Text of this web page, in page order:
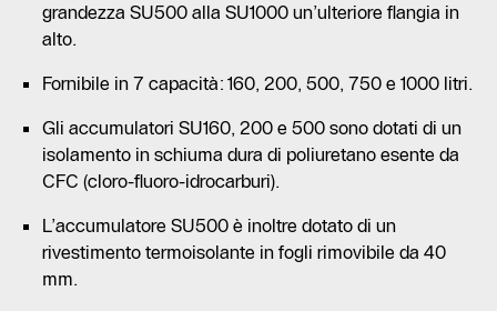
grandezza SU500 alla SU1000 un’ulteriore flangia in
alto.
Fornibile in 7 capacità: 160, 200, 500, 750 e 1000 litri.
Gli accumulatori SU160, 200 e 500 sono dotati di un
isolamento in schiuma dura di poliuretano esente da
CFC (cloro-fluoro-idrocarburi).
L’accumulatore SU500 è inoltre dotato di un
rivestimento termoisolante in fogli rimovibile da 40
mm.